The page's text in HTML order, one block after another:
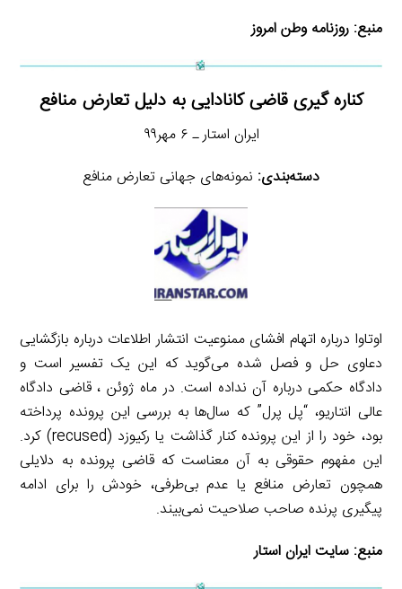
منبع: روزنامه وطن امروز
کناره گیری قاضی کانادایی به دلیل تعارض منافع
ایران استار ـ ۶ مهر۹۹
دسته‌بندی: نمونه‌های جهانی تعارض منافع
اوتاوا درباره اتهام افشای ممنوعیت انتشار اطلاعات درباره بازگشایی
دعاوی حل و فصل شده می‌گوید که این یک تفسیر است و
دادگاه حکمی درباره آن نداده است. در ماه ژوئن ، قاضی دادگاه
عالی انتاریو، “پل پرل” که سال‌ها به بررسی این پرونده پرداخته
بود، خود را از این پرونده کنار گذاشت یا رکیوزد (recused) کرد.
این مفهوم حقوقی به آن معناست که قاضی پرونده به دلایلی
همچون تعارض منافع یا عدم بی‌طرفی، خودش را برای ادامه
پیگیری پرنده صاحب صلاحیت نمی‌بیند.
منبع: سایت ایران استار